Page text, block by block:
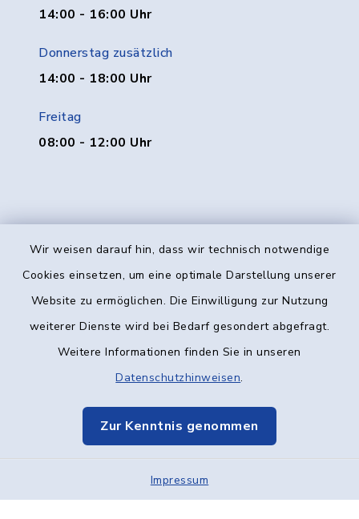
Wir weisen darauf hin, dass wir technisch notwendige
Cookies einsetzen, um eine optimale Darstellung unserer
Website zu ermöglichen. Die Einwilligung zur Nutzung
weiterer Dienste wird bei Bedarf gesondert abgefragt.
Weitere Informationen finden Sie in unseren
Datenschutzhinweisen.
Zur Kenntnis genommen
Impressum
14:00 - 16:00 Uhr
Donnerstag zusätzlich
14:00 - 18:00 Uhr
Freitag
08:00 - 12:00 Uhr
Kontakt
Datenschutz
Elektronische Kommunikation
Sitemap